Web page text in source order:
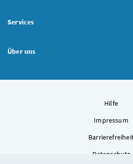
Services
Über uns
Hilfe
Impressum
Datenschutz